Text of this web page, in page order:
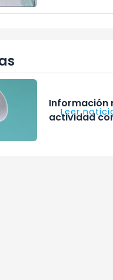
Información
actividad
Leer